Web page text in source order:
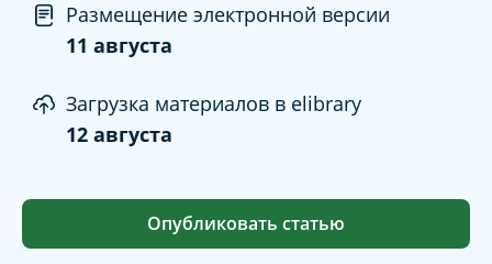
Размещение электронной версии
11 августа
Загрузка материалов в elibrary
12 августа
Опубликовать статью